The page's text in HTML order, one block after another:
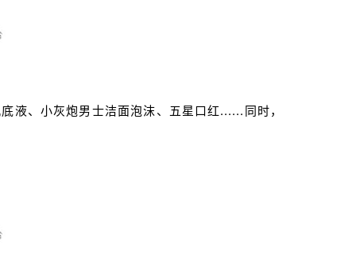
液、小灰炮男士洁面泡沫、五星口红......同时，